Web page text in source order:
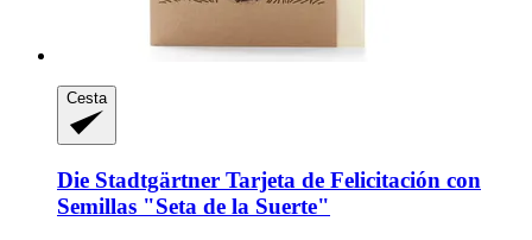
Cesta
Die Stadtgärtner Tarjeta de Felicitación con
Semillas "Seta de la Suerte"